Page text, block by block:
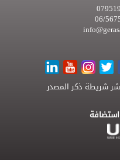
شريطة ذكر المصدر